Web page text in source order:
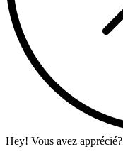
Hey! Vous avez apprécié?